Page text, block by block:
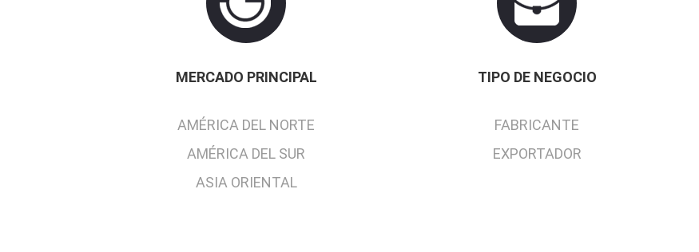
MERCADO PRINCIPAL
AMÉRICA DEL NORTE
AMÉRICA DEL SUR
ASIA ORIENTAL
TIPO DE NEGOCIO
FABRICANTE
EXPORTADOR